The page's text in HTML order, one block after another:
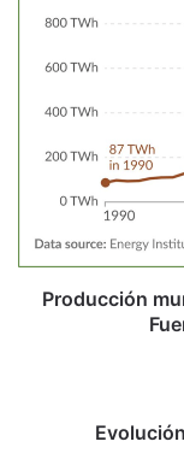
Producción